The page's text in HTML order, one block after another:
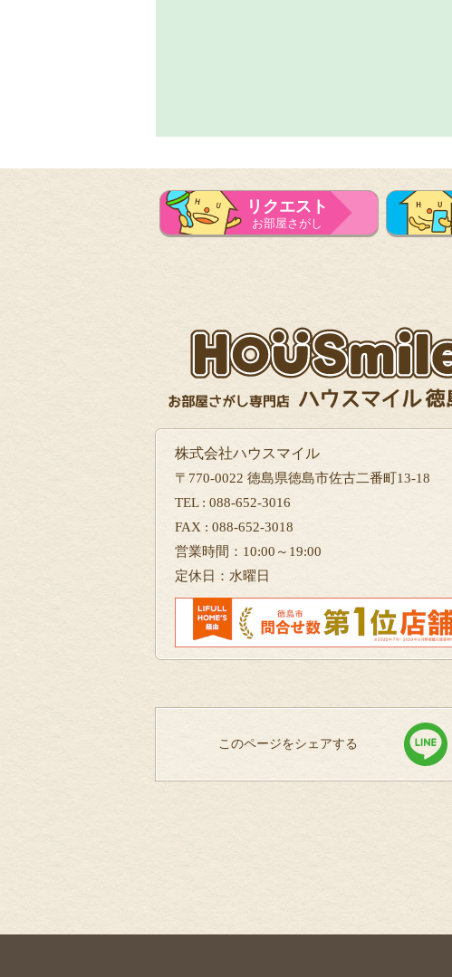
リクエスト
お部屋さがし
株式会社ハウスマイル
〒770-0022 徳島県徳島市佐古二番町13-18
TEL : 088-652-3016
FAX : 088-652-3018
営業時間：10:00～19:00
定休日：水曜日
このページをシェアする